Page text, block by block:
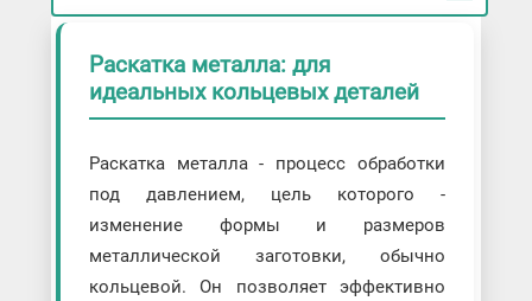
Раскатка металла: для
идеальных кольцевых деталей
Раскатка металла - процесс обработки
под давлением, цель которого -
изменение формы и размеров
металлической заготовки, обычно
кольцевой. Он позволяет эффективно